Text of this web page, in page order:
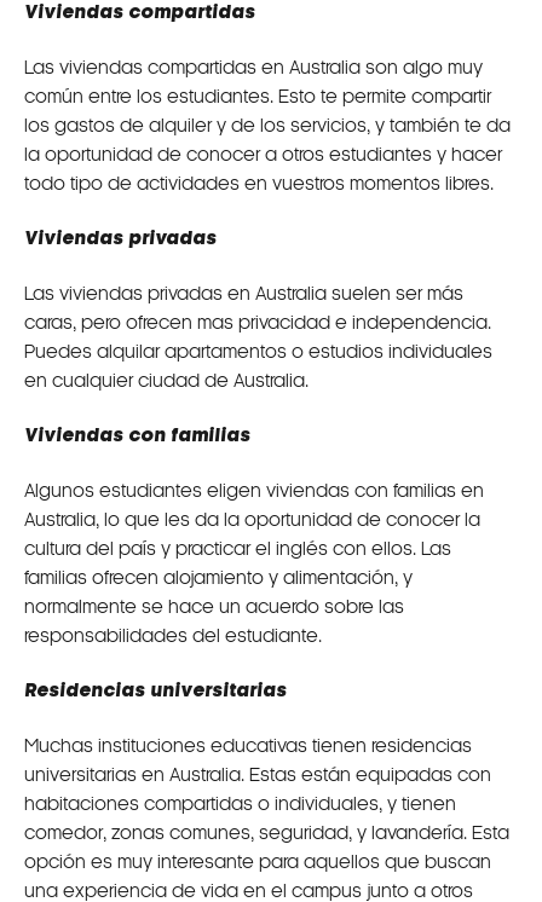
Viviendas compartidas
Las viviendas compartidas en Australia son algo muy
común entre los estudiantes. Esto te permite compartir
los gastos de alquiler y de los servicios, y también te da
la oportunidad de conocer a otros estudiantes y hacer
todo tipo de actividades en vuestros momentos libres.
Viviendas privadas
Las viviendas privadas en Australia suelen ser más
caras, pero ofrecen mas privacidad e independencia.
Puedes alquilar apartamentos o estudios individuales
en cualquier ciudad de Australia.
Viviendas con familias
Algunos estudiantes eligen viviendas con familias en
Australia, lo que les da la oportunidad de conocer la
cultura del país y practicar el inglés con ellos. Las
familias ofrecen alojamiento y alimentación, y
normalmente se hace un acuerdo sobre las
responsabilidades del estudiante.
Residencias universitarias
Muchas instituciones educativas tienen residencias
universitarias en Australia. Estas están equipadas con
habitaciones compartidas o individuales, y tienen
comedor, zonas comunes, seguridad, y lavandería. Esta
opción es muy interesante para aquellos que buscan
una experiencia de vida en el campus junto a otros